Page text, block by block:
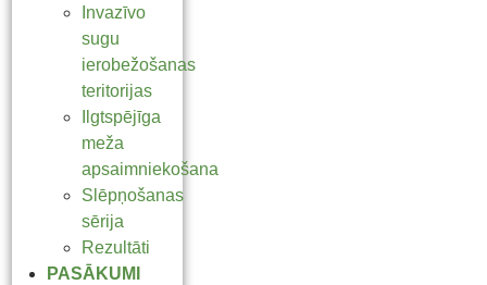
Invazīvo
sugu
ierobežošanas
teritorijas
Ilgtspējīga
meža
apsaimniekošana
Slēpņošanas
sērija
Rezultāti
PASĀKUMI